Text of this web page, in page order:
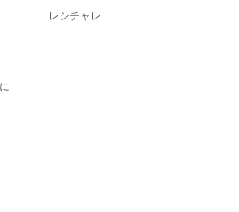
レシチャレ